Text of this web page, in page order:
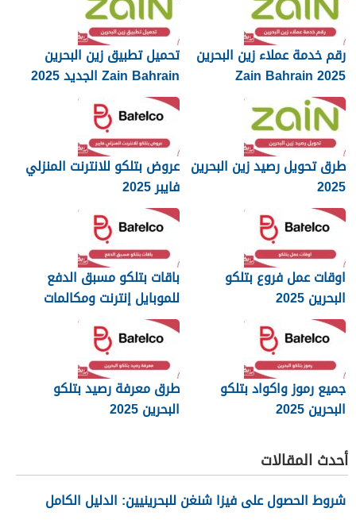
رقم خدمة عملاء زين البحرين
Zain Bahrain 2025
تحميل تطبيق زين البحرين
Zain Bahrain الجديد 2025
طرق تحويل رصيد زين البحرين
2025
عروض بتلكو للانترنت المنزلي
فايبر 2025
اوقات عمل فروع بتلكو
البحرين 2025
باقات بتلكو مسبق الدفع
للموبايل إنترنت ومكالمات
2025
جميع رموز واكواد بتلكو
البحرين 2025
طرق معرفة رصيد بتلكو
البحرين 2025
أحدث المقالات
شروط الحصول على فيزا شنغن للبحرينيين: الدليل الكامل